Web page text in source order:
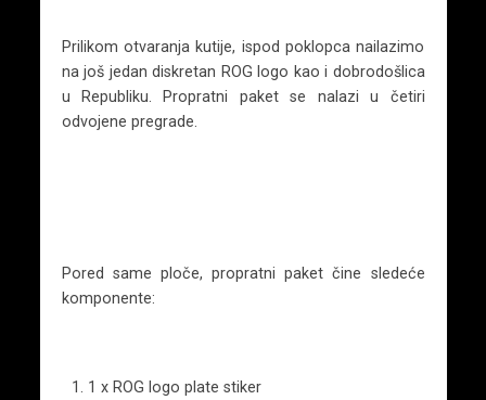
Prilikom otvaranja kutije, ispod poklopca nailazimo
na još jedan diskretan ROG logo kao i dobrodošlica
u Republiku. Propratni paket se nalazi u četiri
odvojene pregrade.
Pored same ploče, propratni paket čine sledeće
komponente:
1 x ROG logo plate stiker